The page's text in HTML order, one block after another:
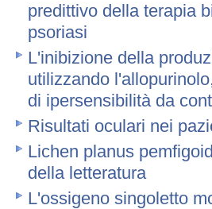
predittivo della terapia
psoriasi
L'inibizione della
utilizzando
di ipersensibilità da
Risultati oculari nei
Lichen planus
della letteratura
L'ossigeno singoletto